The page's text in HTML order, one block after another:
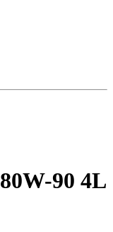
90 4L